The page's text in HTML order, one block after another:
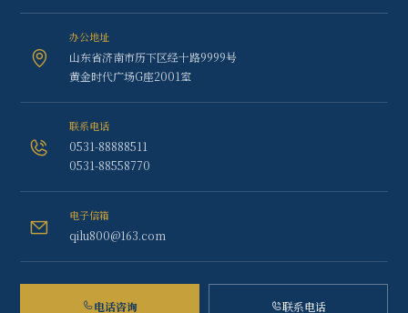
办公地址
山东省济南市历下区经十路9999号
黄金时代广场G座2001室
联系电话
0531-88888511
0531-88558770
电子信箱
qilu800@163.com
电话咨询 联系电话